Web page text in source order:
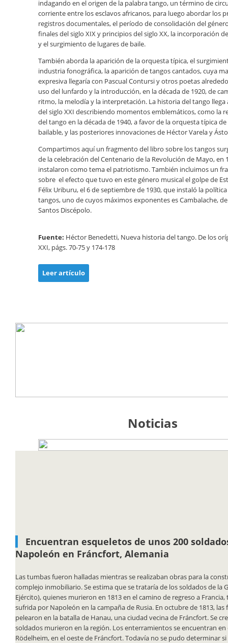
indagando en el origen de la palabra tango, un término de
corriente entre los esclavos africanos, para luego abordar los
registros documentales, el período de consolidación del
finales del siglo XIX y principios del siglo XX, la incorporación
y el surgimiento de lugares de baile.
También aborda la aparición de la orquesta típica, el
industria fonográfica, la aparición de tangos cantados, cuya
expresiva llegaría con Pascual Contursi y otros poetas
uso del lunfardo y la introducción, en la década de 1920, de
ritmo, la melodía y la interpretación. La historia del tango llega
del siglo XXI describiendo momentos emblemáticos, como la
del tango en la década de 1940, a favor de la orquesta típica
bailable, y las posteriores innovaciones de Héctor Varela y
Compartimos aquí un fragmento del libro sobre los tangos
de la celebración del Centenario de la Revolución de Mayo, en
instalaron como tema el patriotismo. También incluimos un
sobre el efecto que tuvo en este género musical el golpe de
Félix Uriburu, el 6 de septiembre de 1930, que instaló la
tangos, uno de cuyos máximos exponentes es Cambalache,
Santos Discépolo.
Fuente: Héctor Benedetti, Nueva historia del tango. De los
XXI, págs. 70-75 y 174-178
Leer artículo
Noticias
Encuentran esqueletos de unos 200
Napoleón en Fráncfort, Alemania
Las tumbas fueron halladas mientras se realizaban obras para la
complejo inmobiliario. Se estima que se trataría de los soldados de la
Ejército), quienes murieron en 1813 en el camino de regreso a
sufrida por Napoleón en la campaña de Rusia. En octubre de 1813, las
pelearon en la batalla de Hanau, una ciudad vecina de Fráncfort. Se
soldados murieron en la región. Los enterramientos se encuentran en
Rödelheim, en el oeste de Fráncfort. Todavía no se pudo determinar